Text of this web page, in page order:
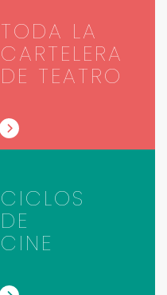
TODA LA
CARTELERA
DE TEATRO
CICLOS
DE
CINE